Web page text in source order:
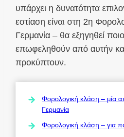
υπάρχει η δυνατότητα
εστίαση είναι στη 2η
Γερμανία – θα εξηγηθεί
επωφεληθούν από αυτήν
προκύπτουν.
Φορολογική κλάση – μία
Γερμανία
Φορολογική κλάση – για